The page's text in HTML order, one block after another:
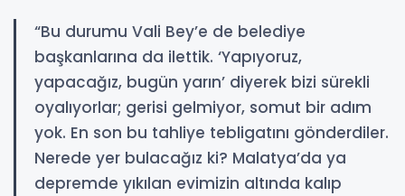
“Bu durumu Vali Bey’e de belediye
başkanlarına da ilettik. ‘Yapıyoruz,
yapacağız, bugün yarın’ diyerek bizi sürekli
oyalıyorlar; gerisi gelmiyor, somut bir adım
yok. En son bu tahliye tebligatını gönderdiler.
Nerede yer bulacağız ki? Malatya’da ya
depremde yıkılan evimizin altında kalıp